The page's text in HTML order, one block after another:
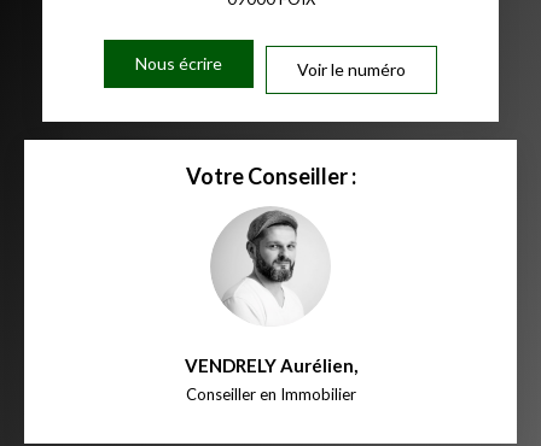
Nous écrire Voir le numéro
Votre Conseiller :
VENDRELY Aurélien,
Conseiller en Immobilier